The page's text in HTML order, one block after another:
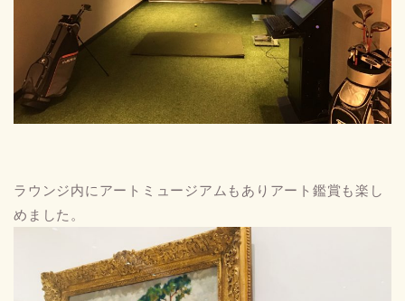
ラウンジ内にアートミュージアムもありアート鑑賞も楽し
めました。